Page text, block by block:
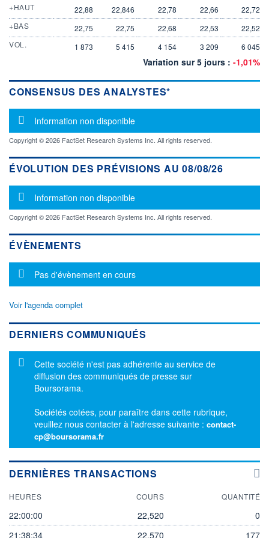
+HAUT
22,88 22,846 22,78 22,66
22,72
+BAS
22,75 22,75 22,68 22,53
22,52
VOL.
1 873 5 415 4 154 3 209 6 045
Variation sur 5 jours : -1,01%
CONSENSUS DES ANALYSTES*
Message d'information
Information non disponible
Copyright © 2026 FactSet Research Systems Inc. All rights reserved.
ÉVOLUTION DES PRÉVISIONS AU 08/08/26
Message d'information
Information non disponible
Copyright © 2026 FactSet Research Systems Inc. All rights reserved.
ÉVÈNEMENTS
Message d'information
Pas d'évènement en cours
Voir l'agenda complet
DERNIERS COMMUNIQUÉS
Message d'information
Cette société n'est pas adhérente au service de
diffusion des communiqués de presse sur
Boursorama.
Sociétés cotées, pour paraître dans cette rubrique,
veuillez nous contacter à l'adresse suivante : contact-
cp@boursorama.fr
DERNIÈRES TRANSACTIONS
HEURES COURS QUANTITÉ
22:00:00 22,520
0
21:38:34
22,570 177